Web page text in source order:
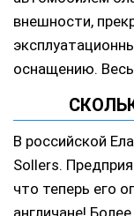
внешности,
оснащению. Весь
В российской
Sollers.
что теперь его
англичане!